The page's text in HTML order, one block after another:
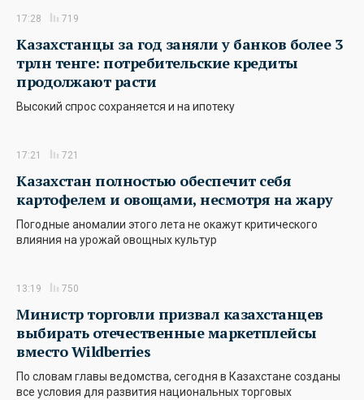
17:28 719
Казахстанцы за год заняли у банков более 3
трлн тенге: потребительские кредиты
продолжают расти
Высокий спрос сохраняется и на ипотеку
17:21 721
Казахстан полностью обеспечит себя
картофелем и овощами, несмотря на жару
Погодные аномалии этого лета не окажут критического
влияния на урожай овощных культур
13:19 750
Министр торговли призвал казахстанцев
выбирать отечественные маркетплейсы
вместо Wildberries
По словам главы ведомства, сегодня в Казахстане созданы
все условия для развития национальных торговых